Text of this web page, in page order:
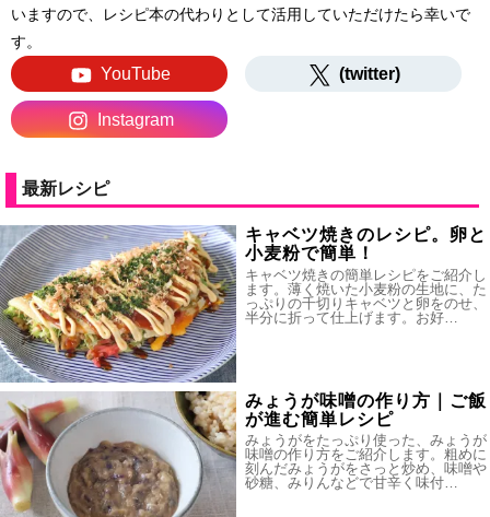
いますので、レシピ本の代わりとして活用していただけたら幸いで
す。
YouTube (twitter)
Instagram
最新レシピ
キャベツ焼きのレシピ。卵と
小麦粉で簡単！
キャベツ焼きの簡単レシピをご紹介し
ます。薄く焼いた小麦粉の生地に、た
っぷりの千切りキャベツと卵をのせ、
半分に折って仕上げます。お好…
みょうが味噌の作り方｜ご飯
が進む簡単レシピ
みょうがをたっぷり使った、みょうが
味噌の作り方をご紹介します。粗めに
刻んだみょうがをさっと炒め、味噌や
砂糖、みりんなどで甘辛く味付…